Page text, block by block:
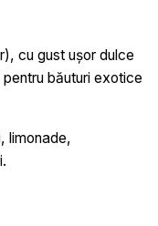
cu gust ușor dulce
băuturi exotice
limonade,